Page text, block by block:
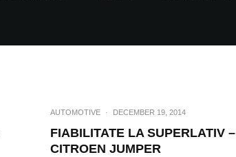
AUTOMOTIVE · DECEMBER 19, 2014
FIABILITATE LA SUPERLATIV –
CITROEN JUMPER